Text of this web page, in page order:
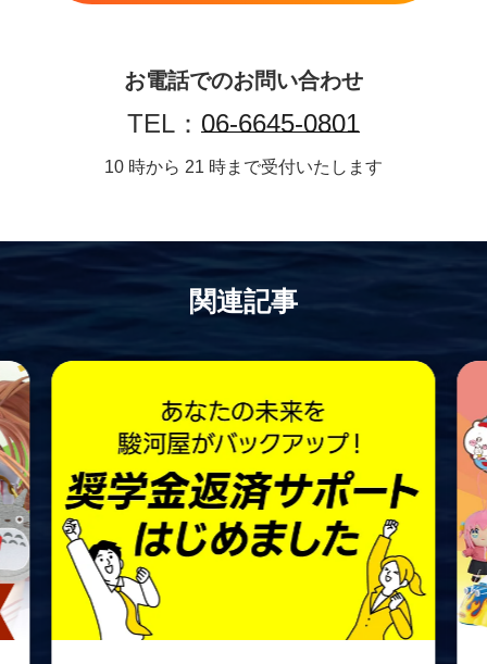
お電話でのお問い合わせ
TEL： 06-6645-0801
10 時から 21 時まで受付いたします
関連記事